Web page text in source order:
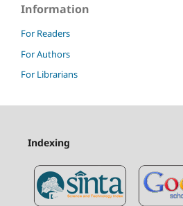
Information
For Readers
For Authors
For Librarians
Indexing